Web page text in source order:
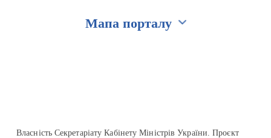
Мапа порталу
Власність Секретаріату Кабінету Міністрів України. Проєкт